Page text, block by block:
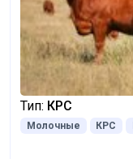
Тип: КРС
Молочные КРС